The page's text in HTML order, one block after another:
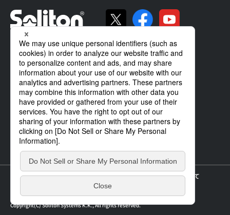
ソリトンの強み
製品・サービス
導入事例
サポート
企業情報
IR情報
ニュース
個人情報の取り扱いについて
サイトのご利用について
Copyright(C) Soliton Systems K.K., All rights reserved.